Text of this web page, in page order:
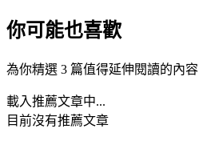
你可能也喜歡
為你精選 3 篇值得延伸閱讀的內容
載入推薦文章中...
目前沒有推薦文章